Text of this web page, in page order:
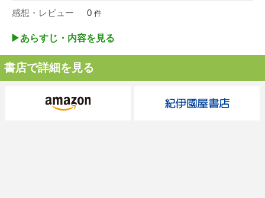
感想・レビュー 0 件
▶︎あらすじ・内容を見る
書店で詳細を見る